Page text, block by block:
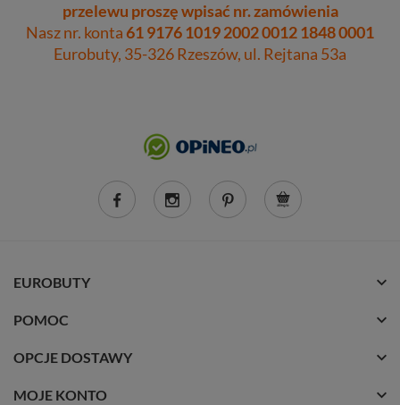
przelewu proszę wpisać nr. zamówienia
Nasz nr. konta61 9176 1019 2002 0012 1848 0001
Eurobuty, 35-326 Rzeszów, ul. Rejtana 53a
EUROBUTY
POMOC
OPCJE DOSTAWY
MOJE KONTO